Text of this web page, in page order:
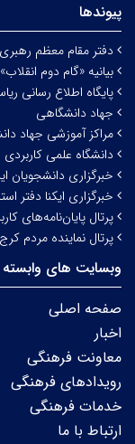
پیوندها
دفتر مقام معظم رهبری
بیانیه «گام دوم
پایگاه اطلاع رسانی
جهاد دانشگاهی
مراکز آموزشی جهاد
دانشگاه علمی کاربردی
خبرگزاری دانشجویان
خبرگزاری ایکنا دفتر
پرتال پایان‌نامه‌های
پرتال نماینده مردم
وبسایت های وابسته
صفحه اصلی
اخبار
معاونت فرهنگی
رویدادهای فرهنگی
خدمات فرهنگی
ارتباط با ما